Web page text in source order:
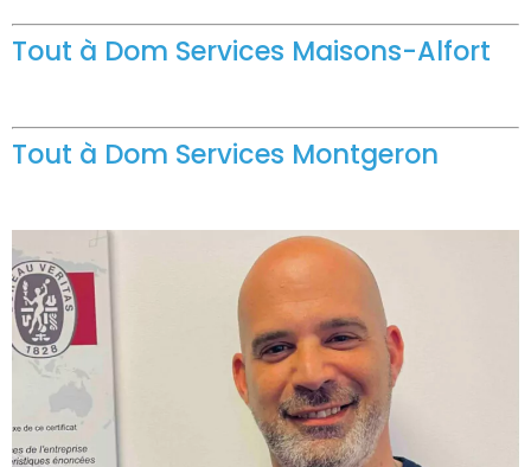
Tout à Dom Services Maisons-Alfort
Tout à Dom Services Montgeron